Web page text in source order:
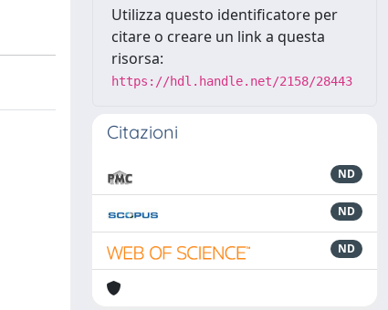
Utilizza questo identificatore per
citare o creare un link a questa
risorsa:
https://hdl.handle.net/2158/28443
Citazioni
ND
ND
ND